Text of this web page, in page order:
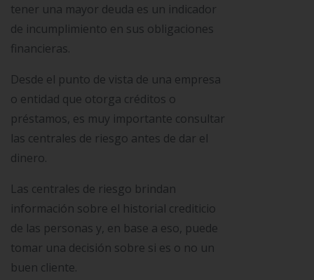
tener una mayor deuda es un indicador
de incumplimiento en sus obligaciones
financieras.
Desde el punto de vista de una empresa
o entidad que otorga créditos o
préstamos, es muy importante consultar
las centrales de riesgo antes de dar el
dinero.
Las centrales de riesgo brindan
información sobre el historial crediticio
de las personas y, en base a eso, puede
tomar una decisión sobre si es o no un
buen cliente.